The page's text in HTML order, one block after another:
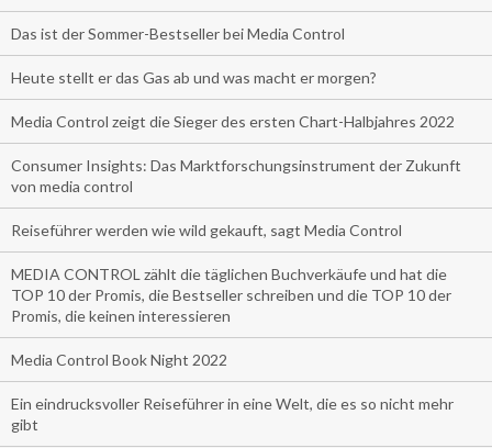
Das ist der Sommer-Bestseller bei Media Control
Heute stellt er das Gas ab und was macht er morgen?
Media Control zeigt die Sieger des ersten Chart-Halbjahres 2022
Consumer Insights: Das Marktforschungsinstrument der Zukunft
von media control
Reiseführer werden wie wild gekauft, sagt Media Control
MEDIA CONTROL zählt die täglichen Buchverkäufe und hat die
TOP 10 der Promis, die Bestseller schreiben und die TOP 10 der
Promis, die keinen interessieren
Media Control Book Night 2022
Ein eindrucksvoller Reiseführer in eine Welt, die es so nicht mehr
gibt